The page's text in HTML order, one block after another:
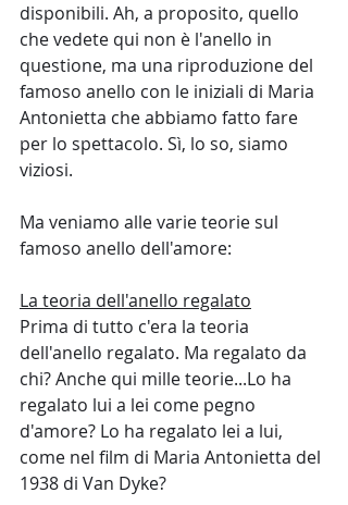
disponibili. Ah, a proposito, quello
che vedete qui non è l'anello in
questione, ma una riproduzione del
famoso anello con le iniziali di Maria
Antonietta che abbiamo fatto fare
per lo spettacolo. Sì, lo so, siamo
viziosi.
Ma veniamo alle varie teorie sul
famoso anello dell'amore:
La teoria dell'anello regalato
Prima di tutto c'era la teoria
dell'anello regalato. Ma regalato da
chi? Anche qui mille teorie...Lo ha
regalato lui a lei come pegno
d'amore? Lo ha regalato lei a lui,
come nel film di Maria Antonietta del
1938 di Van Dyke?